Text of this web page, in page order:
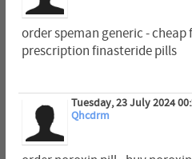
order speman generic -
prescription finasteride pills
Tuesday, 23 July 2024
Qhcdrm